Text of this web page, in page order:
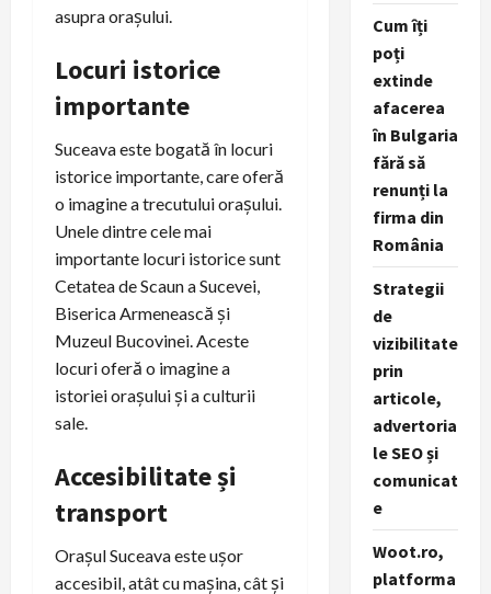
asupra orașului.
Locuri istorice
importante
Suceava este bogată în locuri
istorice importante, care oferă
o imagine a trecutului orașului.
Unele dintre cele mai
importante locuri istorice sunt
Cetatea de Scaun a Sucevei,
Biserica Armenească și
Muzeul Bucovinei. Aceste
locuri oferă o imagine a
istoriei orașului și a culturii
sale.
Accesibilitate și
transport
Orașul Suceava este ușor
accesibil, atât cu mașina, cât și
Cum îți
poți
extinde
afacerea
în Bulgaria
fără să
renunți la
firma din
România
Strategii
de
vizibilitate
prin
articole,
advertoria
le SEO și
comunicat
e
Woot.ro,
platforma